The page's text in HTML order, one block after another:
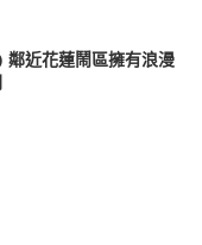
近花蓮鬧區擁有浪漫